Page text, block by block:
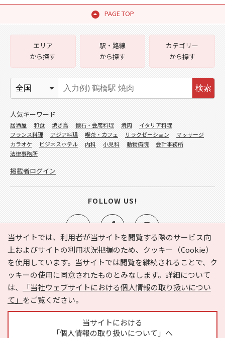
PAGE TOP
当サイトでは、利用者が当サイトを閲覧する際のサービス向
上およびサイトの利用状況把握のため、クッキー（Cookie）
を使用しています。当サイトでは閲覧を継続されることで、ク
ッキーの使用に同意されたものとみなします。詳細について
は、
「当社ウェブサイトにおける個人情報の取り扱いについ
て」 をご覧ください。
当サイトにおける
「個人情報の取り扱いについて」へ
e-NAVITA（イーナビタ）とは？ お気に入り
ヘルプ
利用規約
個人情報の取り扱いについて
運営会社
サイトマップ
広告掲載に関するお問い合わせ
エリア
から探す
駅・路線
から探す
カテゴリー
から探す
検索
人気キーワード
居酒屋 和食 焼き鳥 懐石・会席料理 焼肉
イタリア料理
フランス料理
アジア料理 喫茶・カフェ リラクゼーション
マッサージ
カラオケ
ビジネスホテル 内科 小児科 動物病院
会計事務所
法律事務所
掲載者ログイン
FOLLOW US!